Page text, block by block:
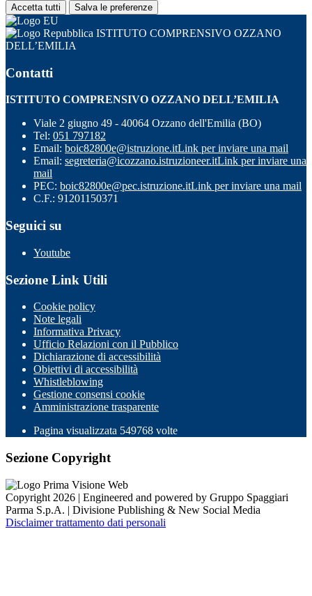
Accetta tutti Salva le preferenze
ISTITUTO COMPRENSIVO OZZANO
DELL’EMILIA
Contatti
ISTITUTO COMPRENSIVO OZZANO DELL’EMILIA
Viale 2 giugno 49 - 40064 Ozzano dell'Emilia (BO)
Tel: 051 797182
Email: boic82800e@istruzione.itLink per inviare una mail
Email: segreteria@icozzano.istruzioneer.itLink per inviare una
mail
PEC: boic82800e@pec.istruzione.itLink per inviare una mail
C.F.: 91201150371
Seguici su
Youtube
Sezione Link Utili
Cookie policy
Note legali
Informativa Privacy
Ufficio Relazioni con il Pubblico
Dichiarazione di accessibilità
Obiettivi di accessibilità
Whistleblowing
Gestione consensi cookie
Amministrazione trasparente
Pagina visualizzata 549768 volte
Sezione Copyright
Copyright 2026 | Engineered and powered by Gruppo Spaggiari
Parma S.p.A. | Divisione Publishing & New Social Media
Disclaimer trattamento dati personali